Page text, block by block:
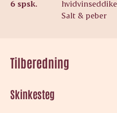
6 spsk.
hvidvinseddike
Salt & peber
Tilberedning
Skinkesteg